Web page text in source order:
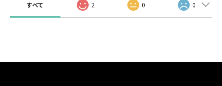
すべて 2 0 0